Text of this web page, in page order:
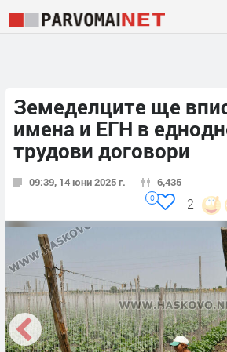
Земеделците ще
имена и ЕГН в
трудови договори
09:39, 14 юни 2025 г. 6,435
2
0